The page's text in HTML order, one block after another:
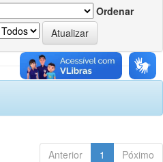
Ordenar
Anterior 1 Póximo